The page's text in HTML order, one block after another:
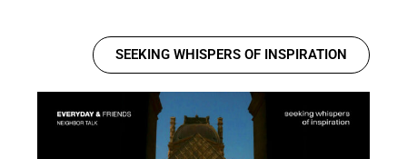
SEEKING WHISPERS OF INSPIRATION